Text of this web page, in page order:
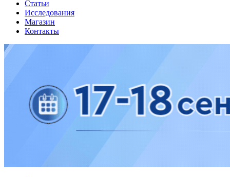
Статьи
Исследования
Магазин
Контакты